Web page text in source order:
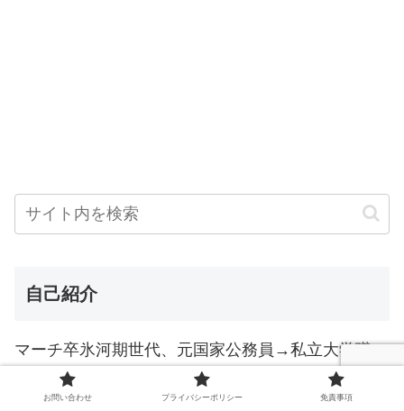
自己紹介
マーチ卒氷河期世代、元国家公務員→私立大学職
員、トカイナカ在住。
資格：TOEIC795点、国連英検B級
お問い合わせ プライバシーポリシー 免責事項